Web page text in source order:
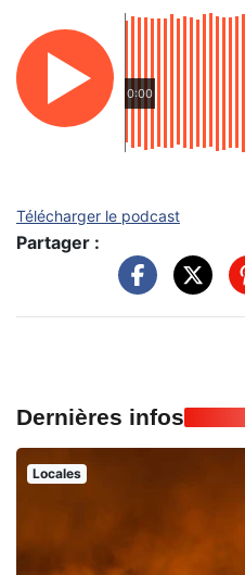
0:00
Télécharger le podcast
Partager :
Dernières infos
Locales